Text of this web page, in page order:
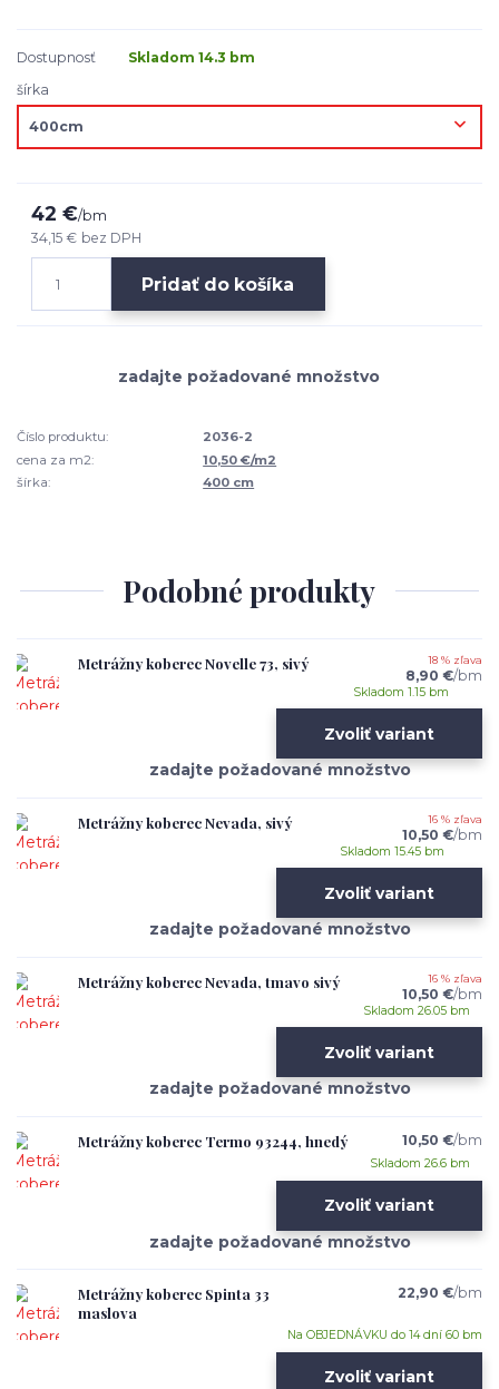
Dostupnosť
Skladom 14.3 bm
šírka
42 €/bm
34,15 € bez DPH
Pridať do košíka
Číslo produktu:
2036-2
cena za m2:
10,50 €/m2
šírka:
400 cm
Podobné produkty
Metrážny koberec Novelle 73, sivý 18 % zľava
8,90 €/bm
Skladom 1.15 bm
Zvoliť variant
Metrážny koberec Nevada, sivý 16 % zľava
10,50 €/bm
Skladom 15.45 bm
Zvoliť variant
Metrážny koberec Nevada, tmavo sivý 16 % zľava
10,50 €/bm
Skladom 26.05 bm
Zvoliť variant
Metrážny koberec Termo 93244, hnedý 10,50 €/bm
Skladom 26.6 bm
Zvoliť variant
Metrážny koberec Spinta 33
maslova
22,90 €/bm
Na OBJEDNÁVKU do 14 dní 60 bm
Zvoliť variant